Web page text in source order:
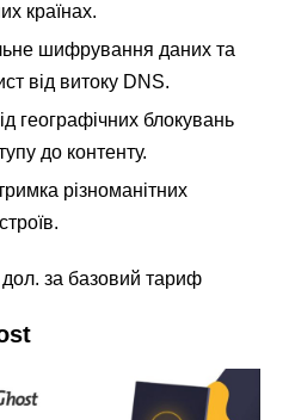
країнах.
шифрування даних та
від витоку DNS.
географічних блокувань
до контенту.
різноманітних
дол. за базовий тариф